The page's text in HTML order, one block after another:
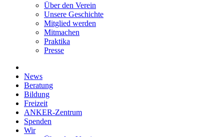
Über den Verein
Unsere Geschichte
Mitglied werden
Mitmachen
Praktika
Presse
News
Beratung
Bildung
Freizeit
ANKER-Zentrum
Spenden
Wir